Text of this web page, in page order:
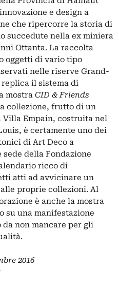
e design a
che ripercorre la storia di
succedute nella ex miniera
Ottanta. La raccolta
oggetti di vario tipo
nelle riserve Grand-
il sistema di
mostra CID & Friends
collezione, frutto di un
Villa Empain, costruita nel
è certamente uno dei
di Art Deco a
della Fondazione
ricco di
atti ad avvicinare un
proprie collezioni. Al
è anche la mostra
su una manifestazione
non mancare per gli
2016